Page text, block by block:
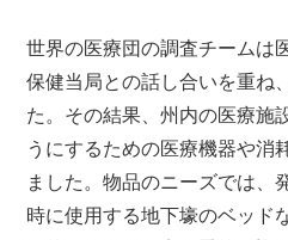
世界の医療団の調査チームは
保健当局との話し合いを重ね
た。その結果、州内の医療施
うにするための医療機器や消
ました。物品のニーズでは、
時に使用する地下壕のベッド